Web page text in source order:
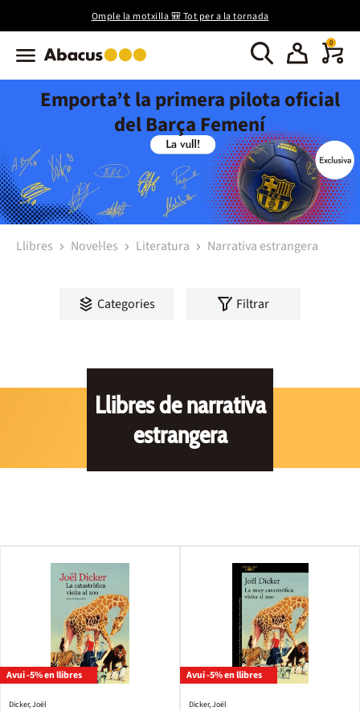
Omple la motxilla 🎒 Tot per a la tornada
0
Emporta’t la primera pilota oficial
del Barça Femení
Llibres Novel·les Literatura Narrativa estrangera
Categories Filtrar
Llibres de narrativa
estrangera
Avui -5% en llibres
Dicker, Joël
Avui -5% en llibres
Dicker, Joël